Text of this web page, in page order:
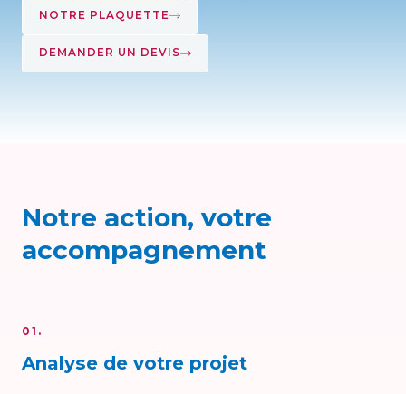
NOTRE PLAQUETTE
DEMANDER UN DEVIS
Notre action, votre
accompagnement
01.
Analyse de votre projet